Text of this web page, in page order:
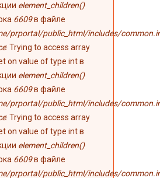
element_children()
6609в файле
prportal/public_html/includes/
: Trying to access array
on value of type int в
element_children()
6609в файле
prportal/public_html/includes/
: Trying to access array
on value of type int в
element_children()
6609в файле
prportal/public_html/includes/